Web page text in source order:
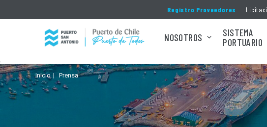
Registro Proveedores
NOSOTROS
SISTEMA
PORTUARIO
.
Inicio Prensa